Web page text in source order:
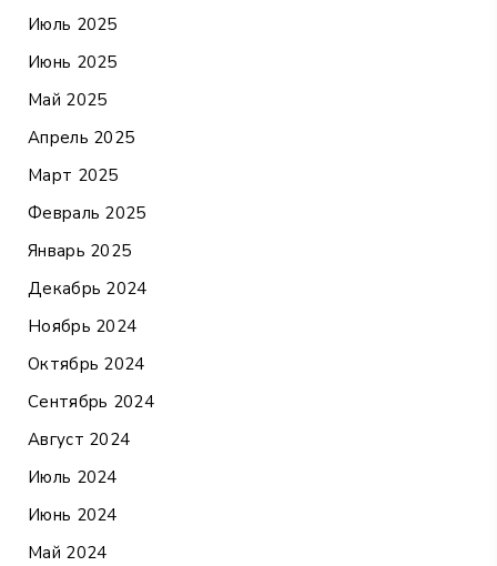
Июль 2025
Июнь 2025
Май 2025
Апрель 2025
Март 2025
Февраль 2025
Январь 2025
Декабрь 2024
Ноябрь 2024
Октябрь 2024
Сентябрь 2024
Август 2024
Июль 2024
Июнь 2024
Май 2024